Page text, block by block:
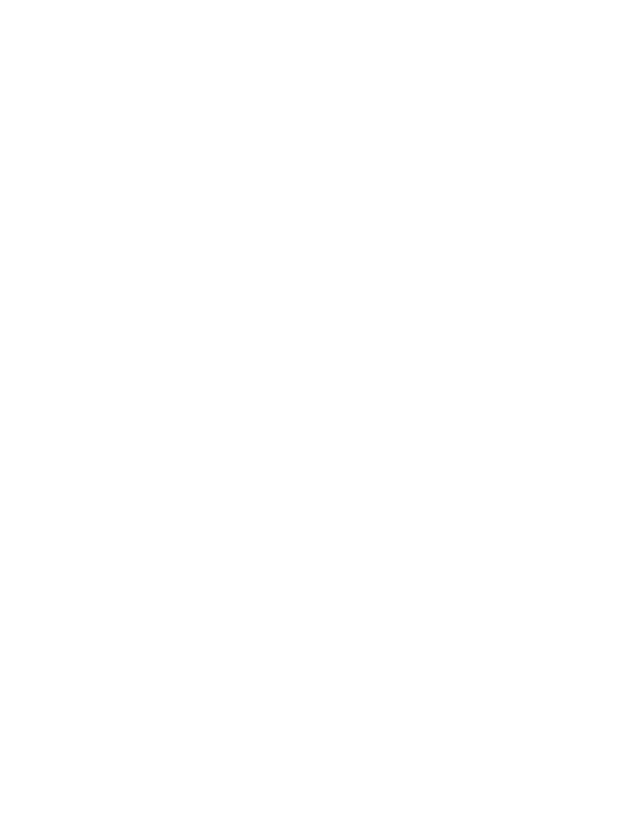
breiter, tiefer. Die Ausmaße werden klar, wenn man am dritten Pass steht
Da ist noch viel Luft nach oben. Beim Blick nach unten in das heilige
kleiner Berg in der Bergkette und ich stehe noch mindestens 1 km darüber.
und zu wissen, ich habe es geschafft, war großartig. Ich war so außer mir,
Calientas gelaufen bin. Für Macchu Picchu hatte ich noch einen
und wir haben tatsächlich ganze 8 Stunden in der Anlage verbracht.
- empfehle ich nur für schwindelfreie, da es das Steilste der ganzen
;) )
vor dem Trail genossen. Ich hatte Glück tolle Leute kennenzulernen,
zu erkunden und lecker essen zu gehen. Von den Städten waren Cusco
in der Nähe von Ica (inklusive Sandboardinng- auf jeden Fall mitmachen!!!).
werden, Thermo-Unterwäsche einpacken und für den Treck auf jeden
Schlafen auf der Höhe von > 3.800 m kann sehr ungemütlich
Ort ausgeliehen haben, war nix... Ich habe aber gut geschlafen.
Geschichte und körperlicher Anstrengung... aber auch stundenlangen
in Kauf nimmt und mit Spaß übersteht.
Abenteuer erleben? Dann schauen Sie mal zu unseren